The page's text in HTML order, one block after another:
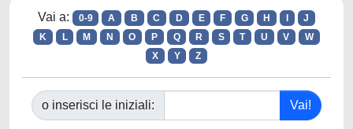
Vai a: 0-9 A B C D E F G H
J
K
L M N O P Q R S T U V
W
X
Y Z
o inserisci le iniziali: